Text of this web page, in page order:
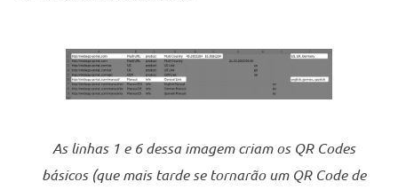
As linhas 1 e 6 dessa imagem criam os QR Codes
básicos (que mais tarde se tornarão um QR Code de